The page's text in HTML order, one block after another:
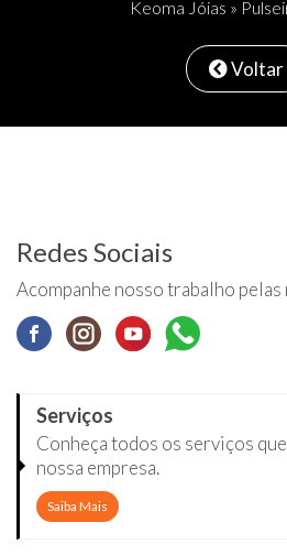
Keoma Jóias »
Voltar
Redes Sociais
Acompanhe nosso trabalho
Serviços
Conheça todos os serviços
nossa empresa.
Saiba Mais